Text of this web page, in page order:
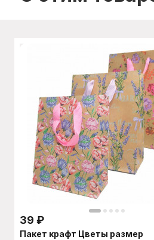
39 ₽
Пакет крафт Цветы размер